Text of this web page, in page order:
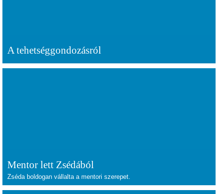
A tehetséggondozásról
Mentor lett Zsédából
Zséda boldogan vállalta a mentori szerepet.